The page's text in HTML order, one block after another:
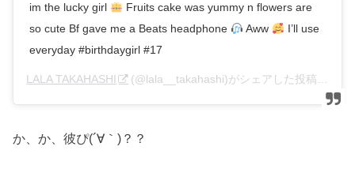
im the lucky girl
Fruits cake was yummy n flowers are
so cute Bf gave me a Beats headphone
Aww
I’ll use
everyday #birthdaygirl #17
LALA TAKAHASHI (@lala__takahashi)がシェアした投稿 –
か、か、彼ぴ(´∀｀)？？